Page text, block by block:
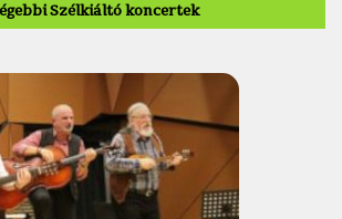
Szélkiáltó koncertek